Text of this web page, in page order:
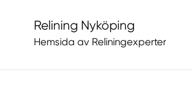
Relining Nyköping
Hemsida av Reliningexperter